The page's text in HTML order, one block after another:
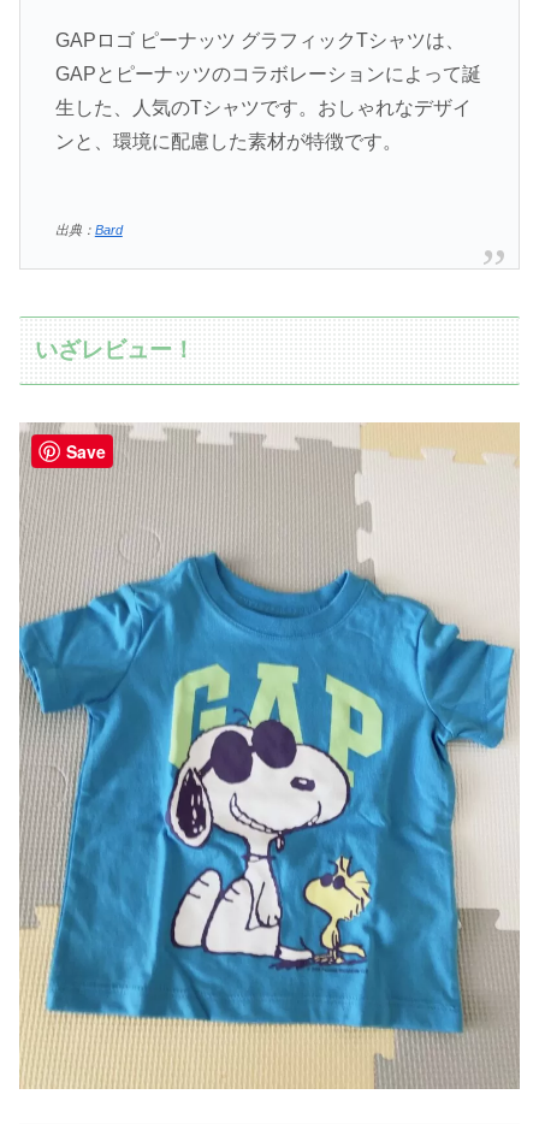
GAPロゴ ピーナッツ グラフィックTシャツは、
GAPとピーナッツのコラボレーションによって誕
生した、人気のTシャツです。おしゃれなデザイ
ンと、環境に配慮した素材が特徴です。
出典： Bard
いざレビュー！
Save